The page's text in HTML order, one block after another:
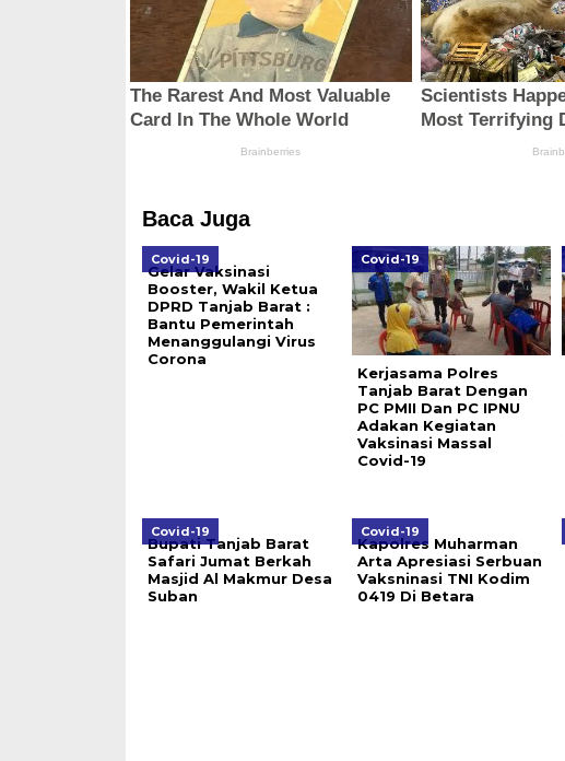
Baca Juga
Covid-19
Gelar Vaksinasi
Booster, Wakil Ketua
DPRD Tanjab Barat :
Bantu Pemerintah
Menanggulangi Virus
Corona
Covid-19
Kerjasama Polres
Tanjab Barat Dengan
PC PMII Dan PC IPNU
Adakan Kegiatan
Vaksinasi Massal
Covid-19
Covid-19
Bupati Tanjab Barat
Safari Jumat Berkah
Masjid Al Makmur Desa
Suban
Covid-19
Kapolres Muharman
Arta Apresiasi Serbuan
Vaksninasi TNI Kodim
0419 Di Betara